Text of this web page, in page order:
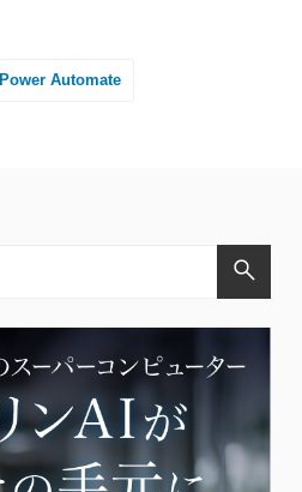
Power Automate